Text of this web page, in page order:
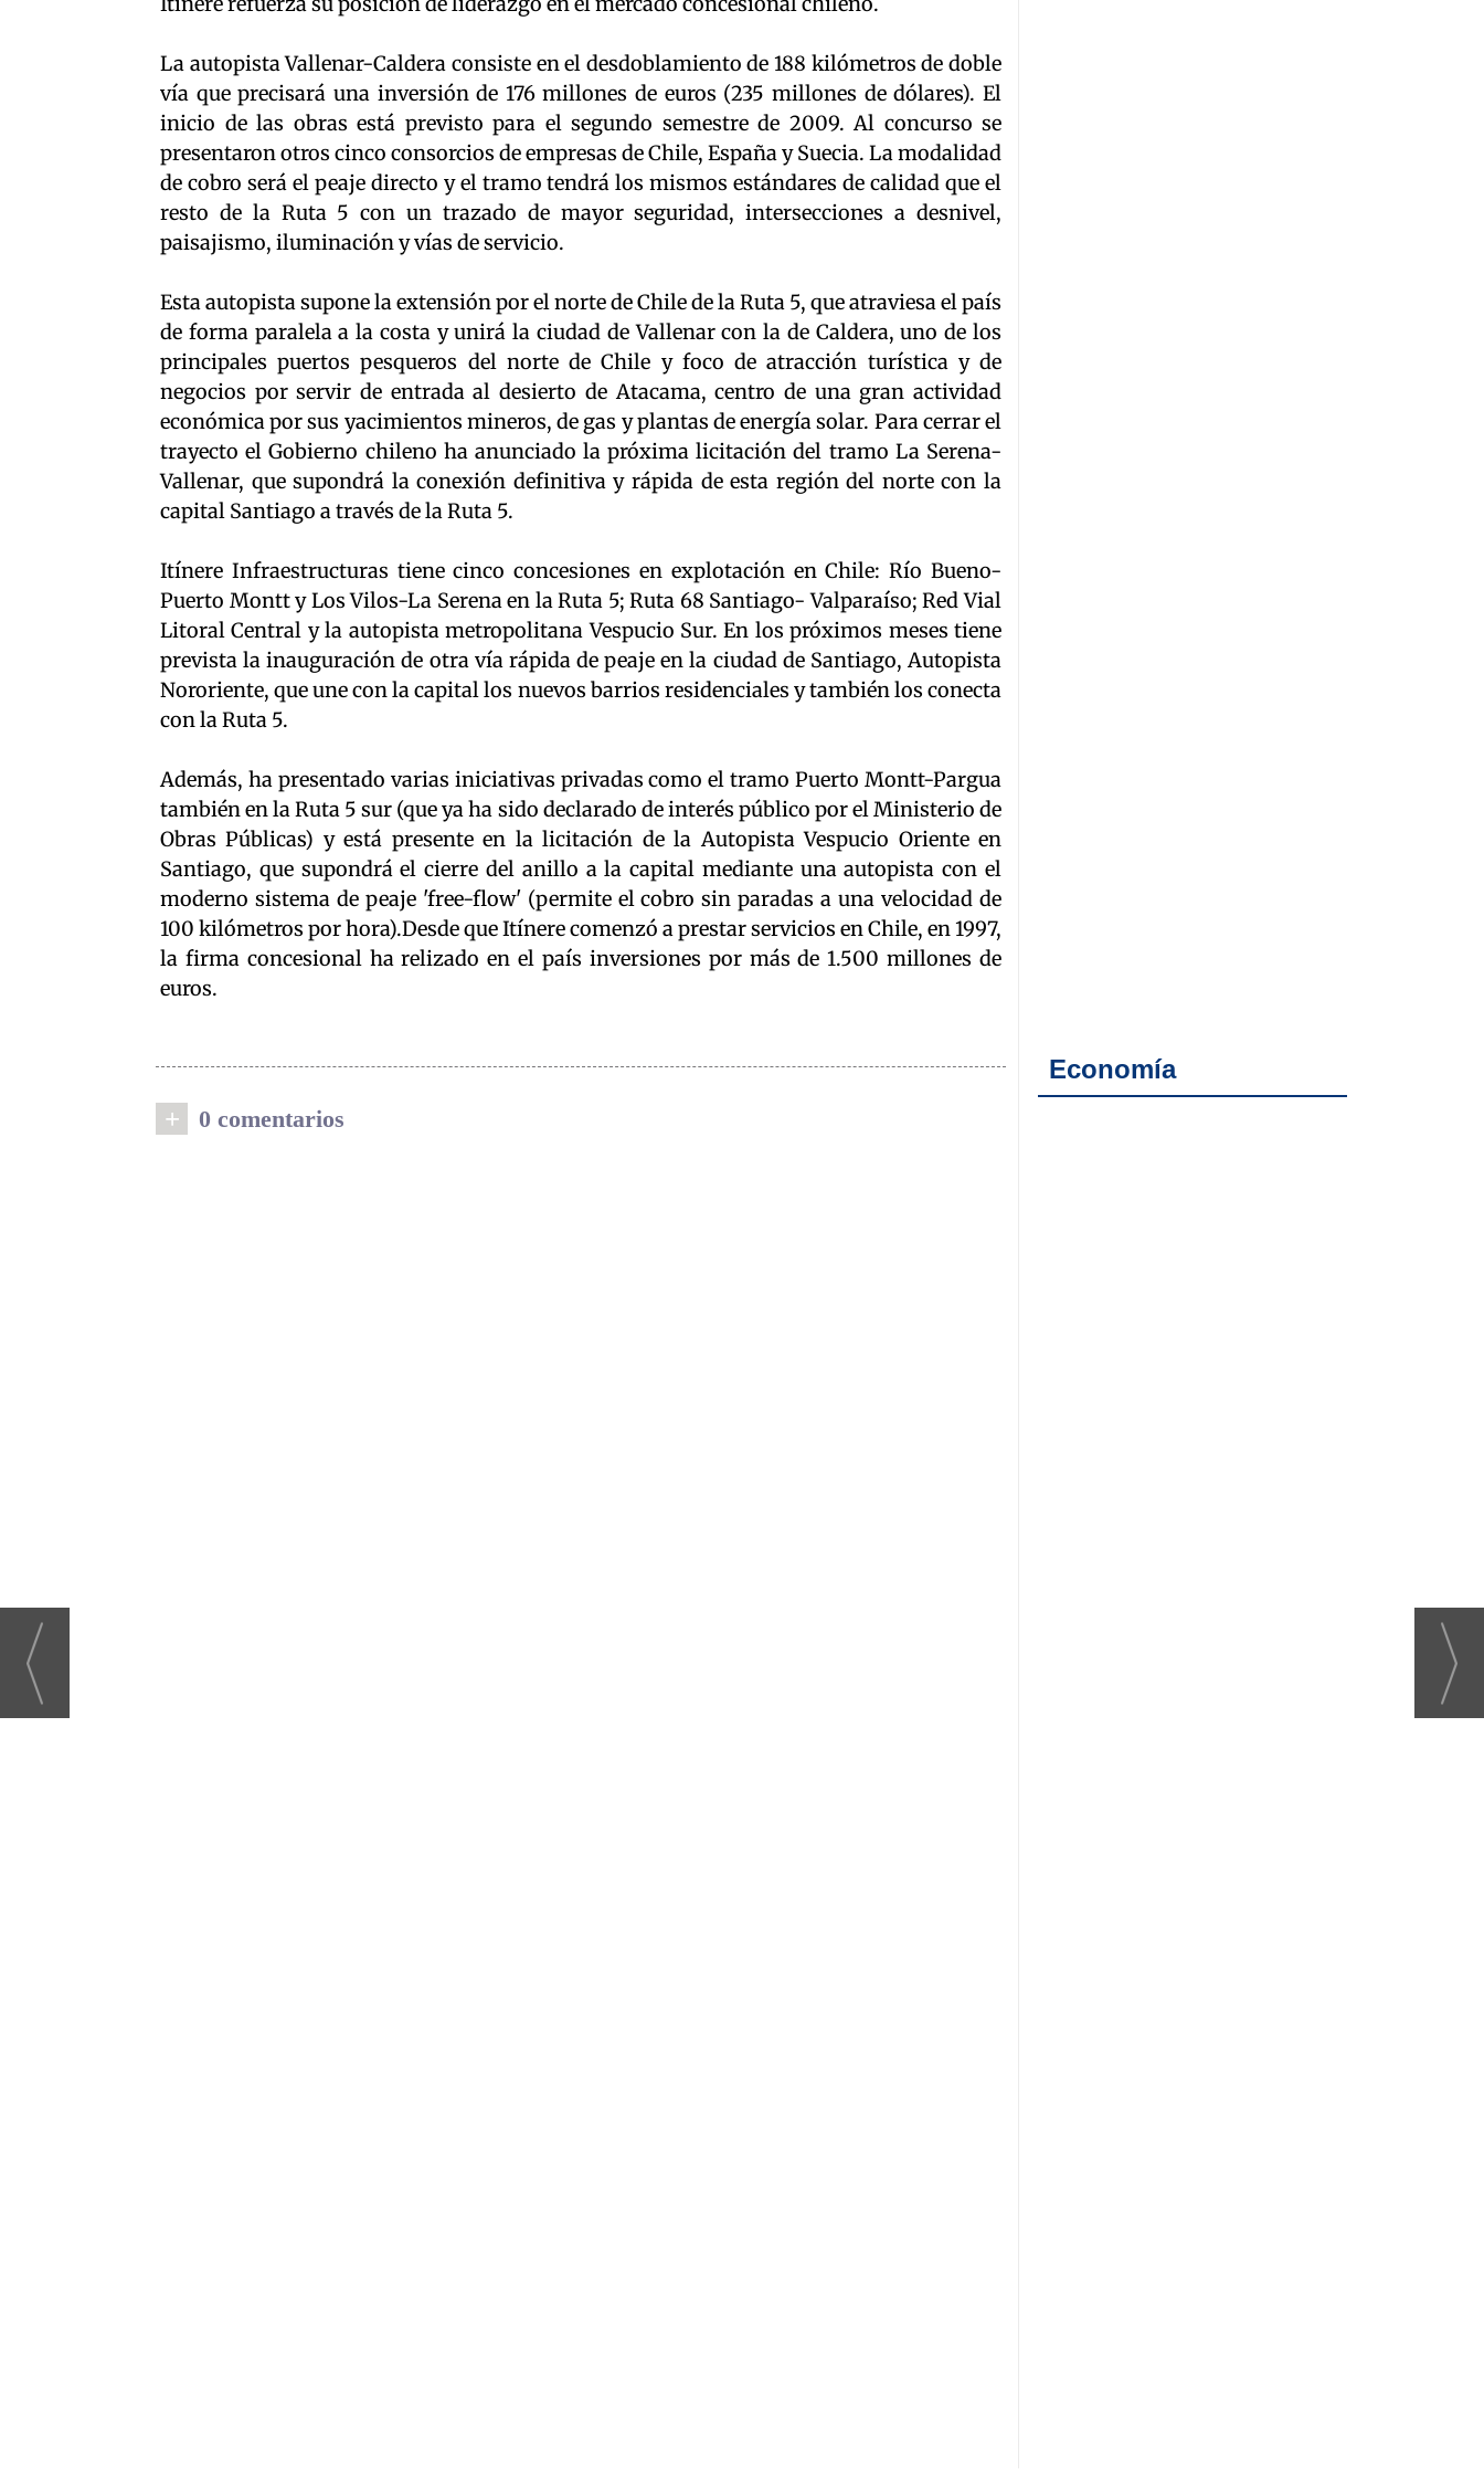
La autopista Vallenar-Caldera consiste en el desdoblamiento de 188 kilómetros de doble
vía que precisará una inversión de 176 millones de euros (235 millones de dólares). El
inicio de las obras está previsto para el segundo semestre de 2009. Al concurso se
presentaron otros cinco consorcios de empresas de Chile, España y Suecia. La modalidad
de cobro será el peaje directo y el tramo tendrá los mismos estándares de calidad que el
resto de la Ruta 5 con un trazado de mayor seguridad, intersecciones a desnivel,
paisajismo, iluminación y vías de servicio.
Esta autopista supone la extensión por el norte de Chile de la Ruta 5, que atraviesa el país
de forma paralela a la costa y unirá la ciudad de Vallenar con la de Caldera, uno de los
principales puertos pesqueros del norte de Chile y foco de atracción turística y de
negocios por servir de entrada al desierto de Atacama, centro de una gran actividad
económica por sus yacimientos mineros, de gas y plantas de energía solar. Para cerrar el
trayecto el Gobierno chileno ha anunciado la próxima licitación del tramo La Serena-
Vallenar, que supondrá la conexión definitiva y rápida de esta región del norte con la
capital Santiago a través de la Ruta 5.
Itínere Infraestructuras tiene cinco concesiones en explotación en Chile: Río Bueno-
Puerto Montt y Los Vilos-La Serena en la Ruta 5; Ruta 68 Santiago- Valparaíso; Red Vial
Litoral Central y la autopista metropolitana Vespucio Sur. En los próximos meses tiene
prevista la inauguración de otra vía rápida de peaje en la ciudad de Santiago, Autopista
Nororiente, que une con la capital los nuevos barrios residenciales y también los conecta
con la Ruta 5.
Además, ha presentado varias iniciativas privadas como el tramo Puerto Montt-Pargua
también en la Ruta 5 sur (que ya ha sido declarado de interés público por el Ministerio de
Obras Públicas) y está presente en la licitación de la Autopista Vespucio Oriente en
Santiago, que supondrá el cierre del anillo a la capital mediante una autopista con el
moderno sistema de peaje 'free-flow' (permite el cobro sin paradas a una velocidad de
100 kilómetros por hora).Desde que Itínere comenzó a prestar servicios en Chile, en 1997,
la firma concesional ha relizado en el país inversiones por más de 1.500 millones de
euros.
+ 0 comentarios
Economía